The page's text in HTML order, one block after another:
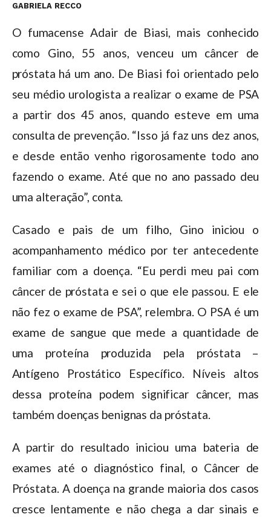
GABRIELA RECCO
O fumacense Adair de Biasi, mais conhecido
como Gino, 55 anos, venceu um câncer de
próstata há um ano. De Biasi foi orientado pelo
seu médio urologista a realizar o exame de PSA
a partir dos 45 anos, quando esteve em uma
consulta de prevenção. “Isso já faz uns dez anos,
e desde então venho rigorosamente todo ano
fazendo o exame. Até que no ano passado deu
uma alteração”, conta.
Casado e pais de um filho, Gino iniciou o
acompanhamento médico por ter antecedente
familiar com a doença. “Eu perdi meu pai com
câncer de próstata e sei o que ele passou. E ele
não fez o exame de PSA”, relembra. O PSA é um
exame de sangue que mede a quantidade de
uma proteína produzida pela próstata –
Antígeno Prostático Específico. Níveis altos
dessa proteína podem significar câncer, mas
também doenças benignas da próstata.
A partir do resultado iniciou uma bateria de
exames até o diagnóstico final, o Câncer de
Próstata. A doença na grande maioria dos casos
cresce lentamente e não chega a dar sinais e